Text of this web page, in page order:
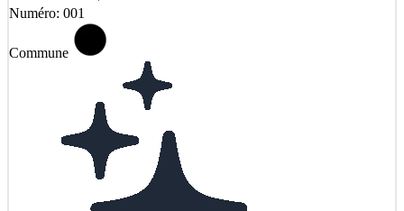
Numéro: 001
Commune